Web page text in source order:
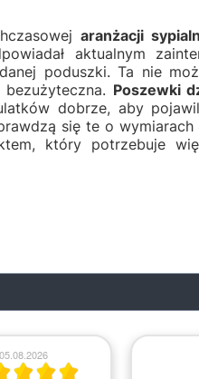
aranżacji
aktualnym
poduszki. Ta nie
Poszewki
dobrze, aby
się te o wymiarach
który potrzebuje